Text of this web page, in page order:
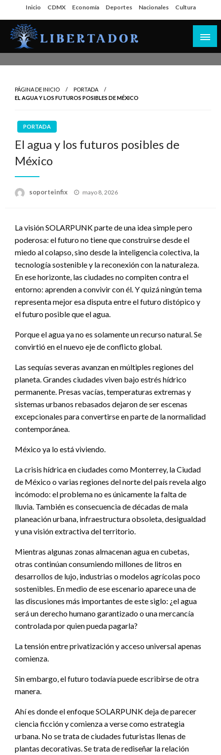
al
contenido
Inicio CDMX Economía Deportes Nacionales Cultura
PÁGINA DE INICIO
PORTADA
EL AGUA Y LOS FUTUROS POSIBLES DE MÉXICO
PORTADA
El agua y los futuros posibles de
México
soporteinfix
Publicado
mayo 8, 2026
La visión SOLARPUNK parte de una idea simple pero
poderosa: el futuro no tiene que construirse desde el
miedo al colapso, sino desde la inteligencia colectiva, la
tecnología sostenible y la reconexión con la naturaleza.
En ese horizonte, las ciudades no compiten contra el
entorno: aprenden a convivir con él. Y quizá ningún tema
representa mejor esa disputa entre el futuro distópico y
el futuro posible que el agua.
Porque el agua ya no es solamente un recurso natural. Se
convirtió en el nuevo eje de conflicto global.
Las sequías severas avanzan en múltiples regiones del
planeta. Grandes ciudades viven bajo estrés hídrico
permanente. Presas vacías, temperaturas extremas y
sistemas urbanos rebasados dejaron de ser escenas
excepcionales para convertirse en parte de la normalidad
contemporánea.
México ya lo está viviendo.
La crisis hídrica en ciudades como Monterrey, la Ciudad
de México o varias regiones del norte del país revela algo
incómodo: el problema no es únicamente la falta de
lluvia. También es consecuencia de décadas de mala
planeación urbana, infraestructura obsoleta, desigualdad
y una visión extractiva del territorio.
Mientras algunas zonas almacenan agua en cubetas,
otras continúan consumiendo millones de litros en
desarrollos de lujo, industrias o modelos agrícolas poco
sostenibles. En medio de ese escenario aparece una de
las discusiones más importantes de este siglo: ¿el agua
será un derecho humano garantizado o una mercancía
controlada por quien pueda pagarla?
La tensión entre privatización y acceso universal apenas
comienza.
Sin embargo, el futuro todavía puede escribirse de otra
manera.
Ahí es donde el enfoque SOLARPUNK deja de parecer
ciencia ficción y comienza a verse como estrategia
urbana. No se trata de ciudades futuristas llenas de
plantas decorativas. Se trata de rediseñar la relación